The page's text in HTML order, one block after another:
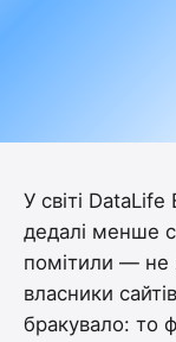
У світі DataLife
дедалі менше
помітили — не
власники
бракувало: то